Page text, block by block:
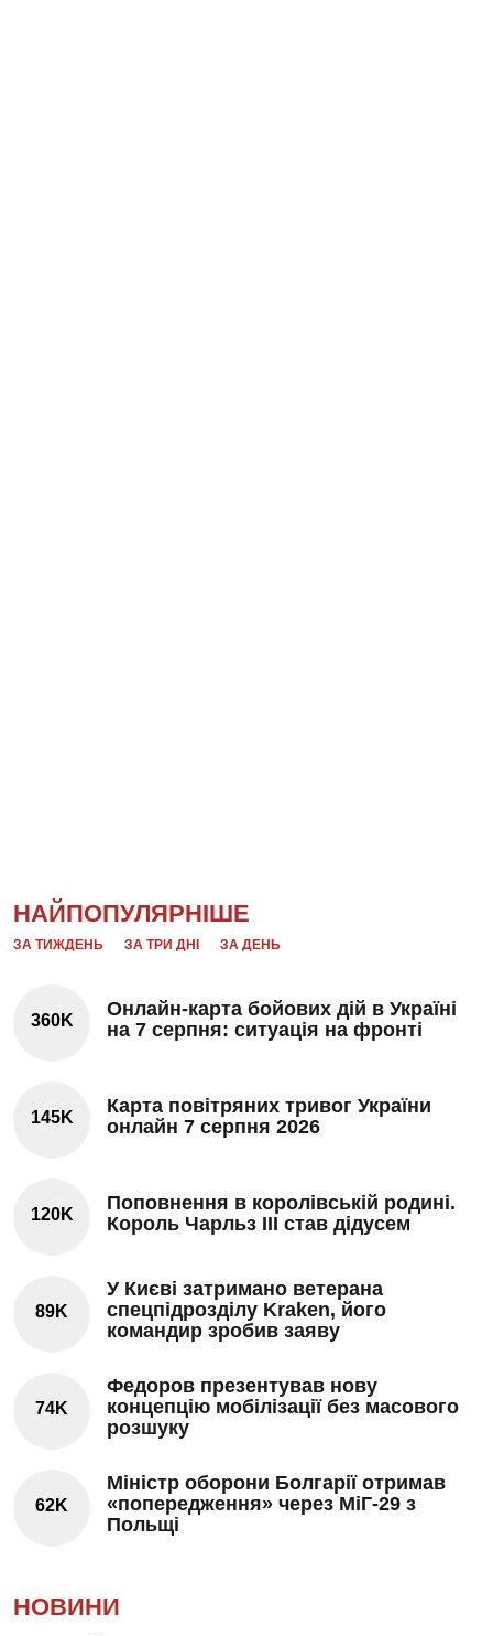
НАЙПОПУЛЯРНІШЕ
ЗА ТИЖДЕНЬ ЗА ТРИ ДНІ ЗА ДЕНЬ
360K
Онлайн-карта бойових дій в Україні
на 7 серпня: ситуація на фронті
145K
Карта повітряних тривог України
онлайн 7 серпня 2026
120K
Поповнення в королівській родині.
Король Чарльз III став дідусем
89K
У Києві затримано ветерана
спецпідрозділу Kraken, його
командир зробив заяву
74K
Федоров презентував нову
концепцію мобілізації без масового
розшуку
62K
Міністр оборони Болгарії отримав
«попередження» через МіГ-29 з
Польщі
НОВИНИ